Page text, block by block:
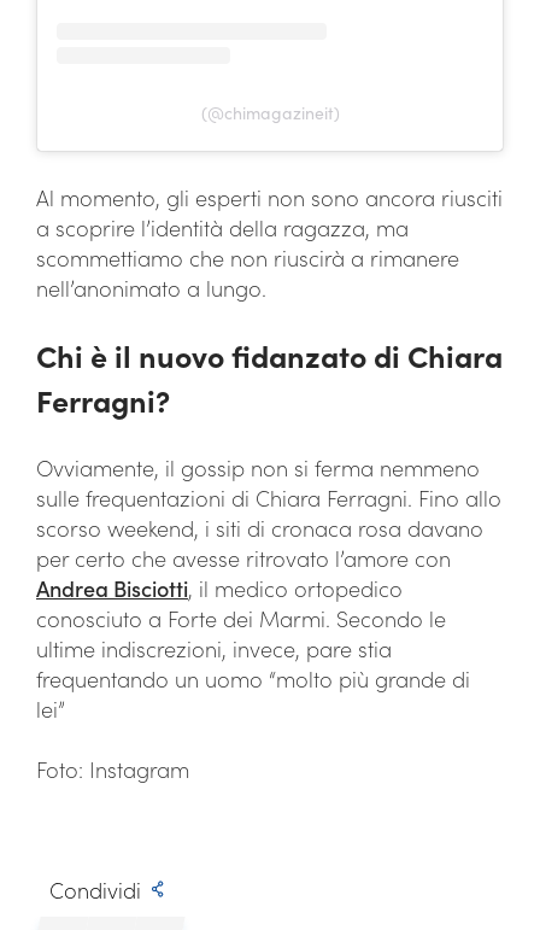
(@chimagazineit)
Al momento, gli esperti non sono ancora riusciti
a scoprire l’identità della ragazza, ma
scommettiamo che non riuscirà a rimanere
nell’anonimato a lungo.
Chi è il nuovo fidanzato di Chiara
Ferragni?
Ovviamente, il gossip non si ferma nemmeno
sulle frequentazioni di Chiara Ferragni. Fino allo
scorso weekend, i siti di cronaca rosa davano
per certo che avesse ritrovato l’amore con
Andrea Bisciotti, il medico ortopedico
conosciuto a Forte dei Marmi. Secondo le
ultime indiscrezioni, invece, pare stia
frequentando un uomo “molto più grande di
lei”
Foto: Instagram
Condividi